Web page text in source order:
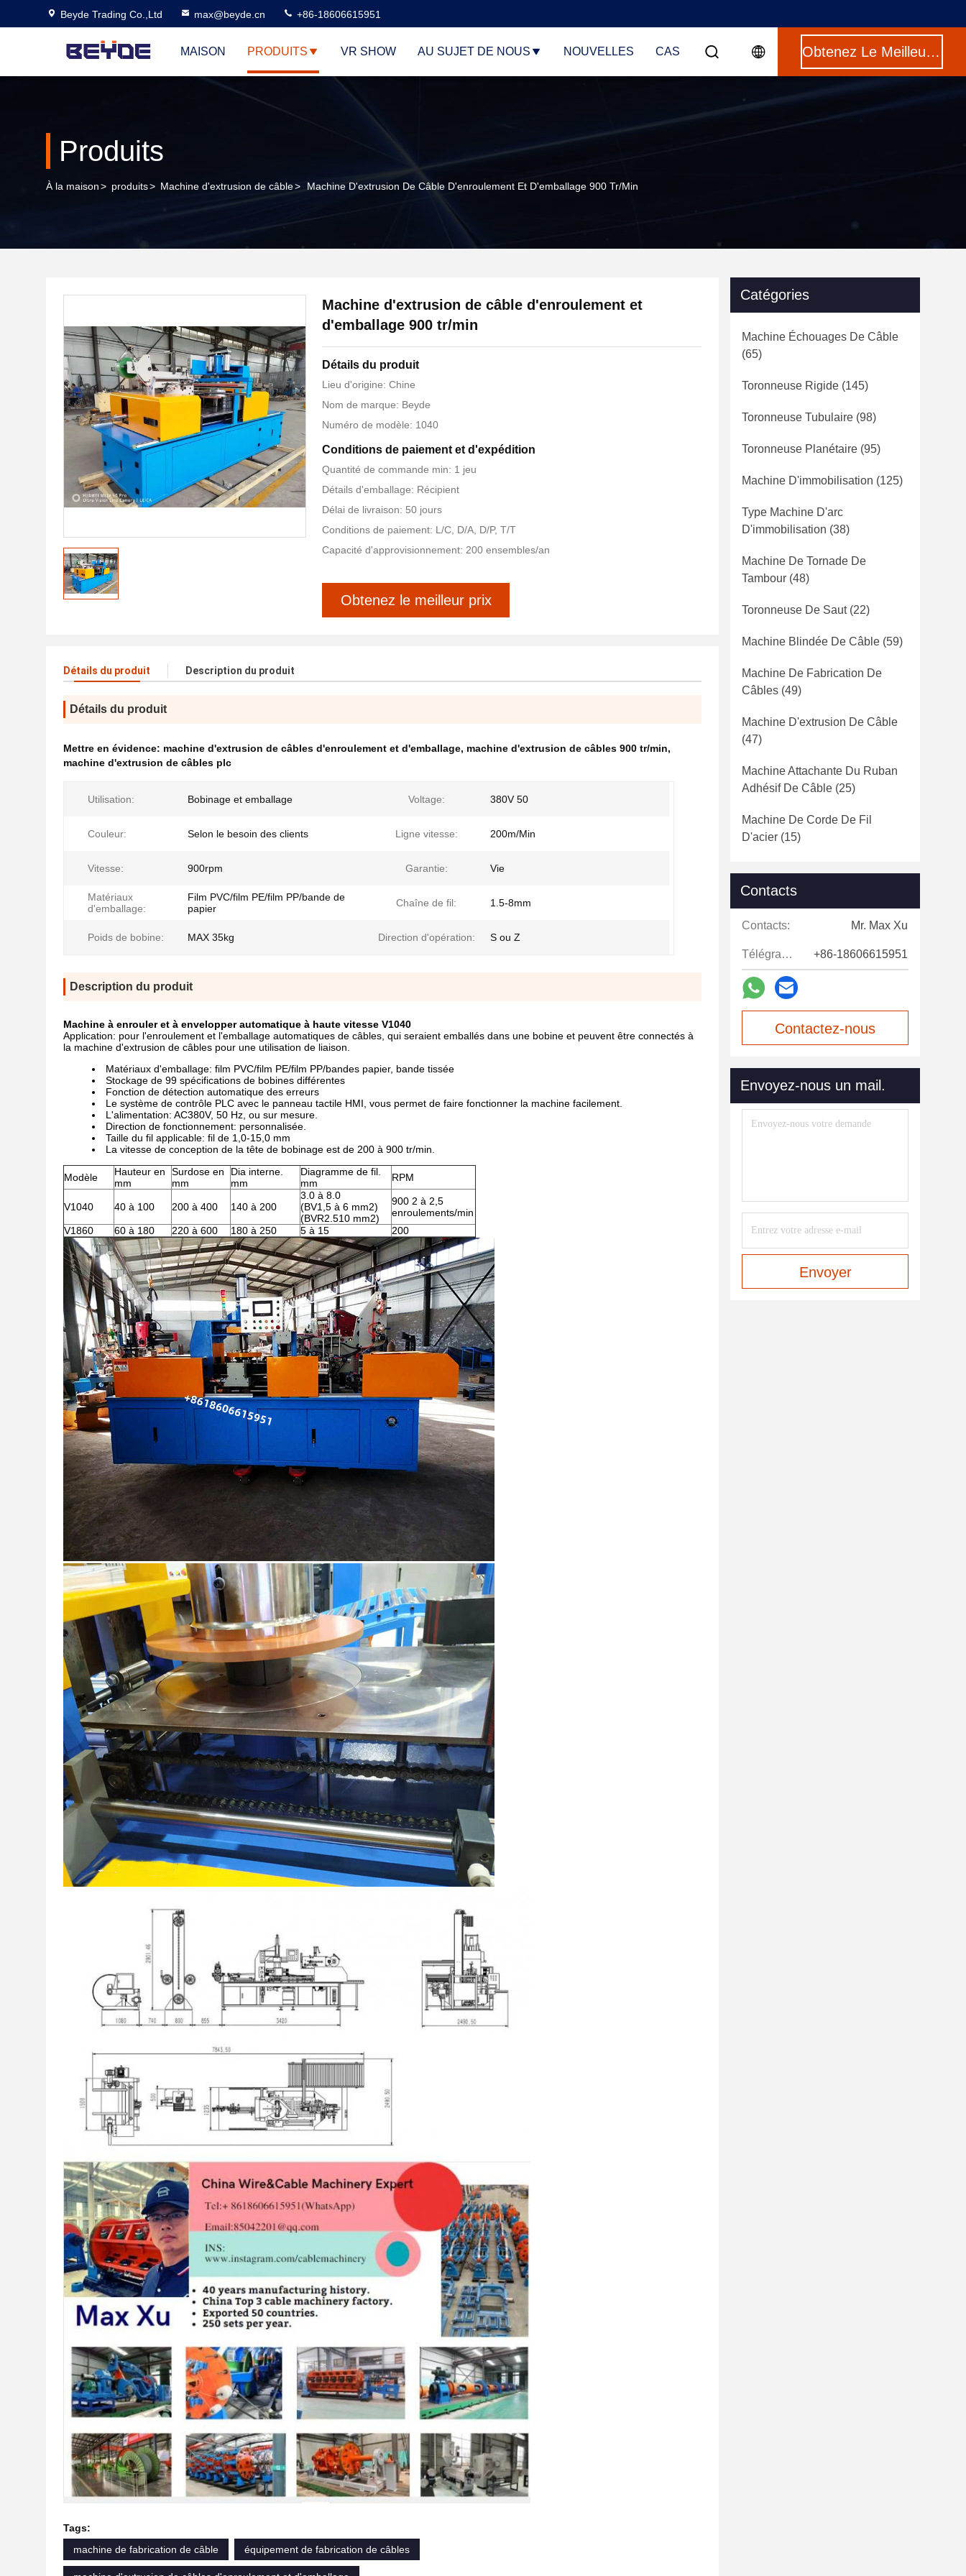
Beyde Trading Co.,Ltd max@beyde.cn +86-18606615951
MAISON PRODUITS VR SHOW AU SUJET DE NOUS NOUVELLES CAS Obtenez Le Meilleur Prix
Produits
À la maison> produits> Machine d'extrusion de câble> Machine D'extrusion De Câble D'enroulement Et D'emballage 900 Tr/min
Machine d'extrusion de câble d'enroulement et
d'emballage 900 tr/min
Détails du produit
Lieu d'origine: Chine
Nom de marque: Beyde
Numéro de modèle: 1040
Conditions de paiement et d'expédition
Quantité de commande min: 1 jeu
Détails d'emballage: Récipient
Délai de livraison: 50 jours
Conditions de paiement: L/C, D/A, D/P, T/T
Capacité d'approvisionnement: 200 ensembles/an
Obtenez le meilleur prix
Détails du produit Description du produit
Détails du produit
Mettre en évidence: machine d'extrusion de câbles d'enroulement et d'emballage, machine d'extrusion de câbles 900 tr/min,
machine d'extrusion de câbles plc
Utilisation: Bobinage et emballage Voltage: 380V 50
Couleur: Selon le besoin des clients Ligne vitesse: 200m/Min
Vitesse: 900rpm Garantie: Vie
Matériaux
d'emballage:
Film PVC/film PE/film PP/bande de
papier
Chaîne de fil: 1.5-8mm
Poids de bobine: MAX 35kg Direction d'opération: S ou Z
Description du produit
Machine à enrouler et à envelopper automatique à haute vitesse V1040
Application: pour l'enroulement et l'emballage automatiques de câbles, qui seraient emballés dans une bobine et peuvent être connectés à
la machine d'extrusion de câbles pour une utilisation de liaison.
Matériaux d'emballage: film PVC/film PE/film PP/bandes papier, bande tissée
Stockage de 99 spécifications de bobines différentes
Fonction de détection automatique des erreurs
Le système de contrôle PLC avec le panneau tactile HMI, vous permet de faire fonctionner la machine facilement.
L'alimentation: AC380V, 50 Hz, ou sur mesure.
Direction de fonctionnement: personnalisée.
Taille du fil applicable: fil de 1,0-15,0 mm
La vitesse de conception de la tête de bobinage est de 200 à 900 tr/min.
Modèle
Hauteur en
mm
Surdose en
mm
Dia interne.
mm
Diagramme de fil.
mm
RPM
V1040 40 à 100 200 à 400 140 à 200
3.0 à 8.0
(BV1,5 à 6 mm2)
(BVR2.510 mm2)
900 2 à 2,5
enroulements/min
V1860
60 à 180 220 à 600 180 à 250 5 à 15 200
Tags:
machine de fabrication de câble
équipement de fabrication de câbles
Catégories
Machine Échouages De Câble
(65)
Toronneuse Rigide (145)
Toronneuse Tubulaire (98)
Toronneuse Planétaire (95)
Machine D'immobilisation (125)
Type Machine D'arc
D'immobilisation (38)
Machine De Tornade De
Tambour (48)
Toronneuse De Saut(22)
Machine Blindée De Câble (59)
Machine De Fabrication De
Câbles (49)
Machine D'extrusion De Câble
(47)
Machine Attachante Du Ruban
Adhésif De Câble (25)
Machine De Corde De Fil
D'acier (15)
Contacts
Contacts: Mr. Max Xu
Télégramme: +86-18606615951
Contactez-nous
Envoyez-nous un mail.
Envoyer